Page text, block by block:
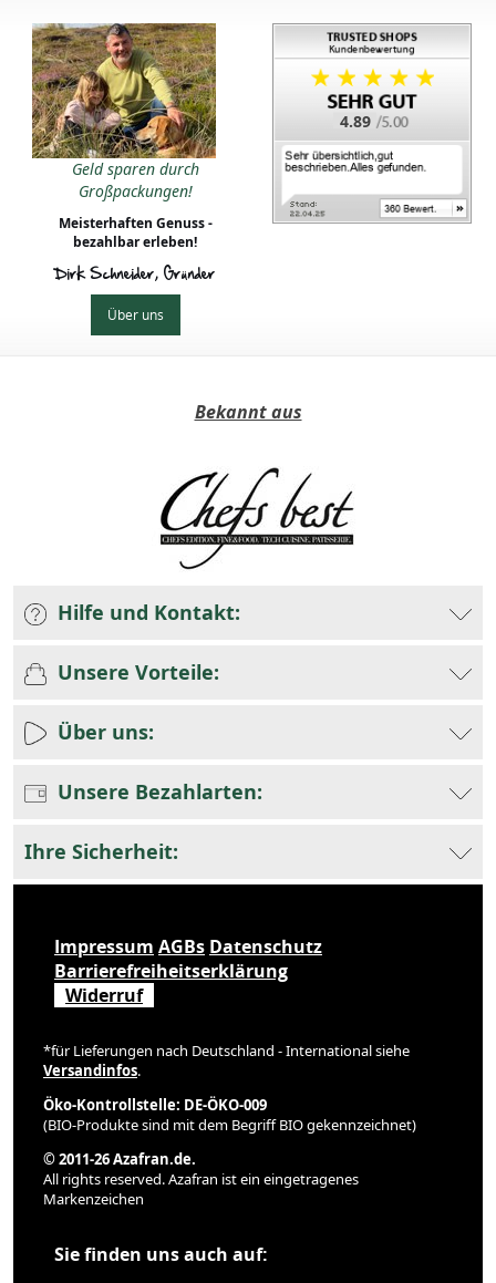
Geld sparen durch
Großpackungen!
Meisterhaften Genuss -
bezahlbar erleben!
Dirk Schneider, Gründer
Über uns
4.89
Bekannt aus
Hilfe und Kontakt:
Unsere Vorteile:
Über uns:
Unsere Bezahlarten:
Ihre Sicherheit:
Impressum AGBs Datenschutz
Barrierefreiheitserklärung
Widerruf
*für Lieferungen nach Deutschland - International siehe
Versandinfos.
Öko-Kontrollstelle: DE-ÖKO-009
(BIO-Produkte sind mit dem Begriff BIO gekennzeichnet)
© 2011-26 Azafran.de.
All rights reserved. Azafran ist ein eingetragenes
Markenzeichen
Sie finden uns auch auf: